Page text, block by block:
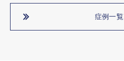
症例一覧